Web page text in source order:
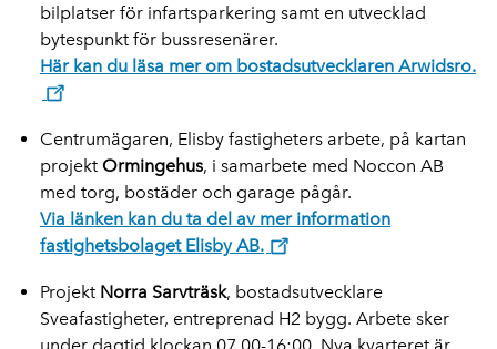
bilplatser för infartsparkering samt en utvecklad
bytespunkt för bussresenärer.
Här kan du läsa mer om bostadsutvecklaren Arwidsro.
Centrumägaren, Elisby fastigheters arbete, på kartan
projekt Ormingehus, i samarbete med Noccon AB
med torg, bostäder och garage pågår.
Via länken kan du ta del av mer information
fastighetsbolaget Elisby AB.
Projekt Norra Sarvträsk, bostadsutvecklare
Sveafastigheter, entreprenad H2 bygg. Arbete sker